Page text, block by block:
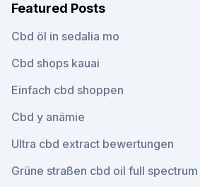
Featured Posts
Cbd öl in sedalia mo
Cbd shops kauai
Einfach cbd shoppen
Cbd y anämie
Ultra cbd extract bewertungen
Grüne straßen cbd oil full spectrum